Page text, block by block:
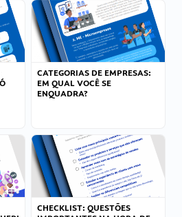
CATEGORIAS DE EMPRESAS:
EM QUAL VOCÊ SE
ENQUADRA?
CHECKLIST: QUESTÕES